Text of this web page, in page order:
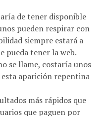
de tener disponible
pueden respirar con
siempre estará a
pueda tener la web.
se llame, costaría unos
esta aparición repentina
más rápidos que
que paguen por